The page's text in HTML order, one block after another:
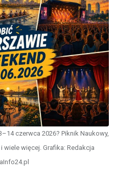
czerwca 2026? Piknik Naukowy,
wiele więcej. Grafika: Redakcja